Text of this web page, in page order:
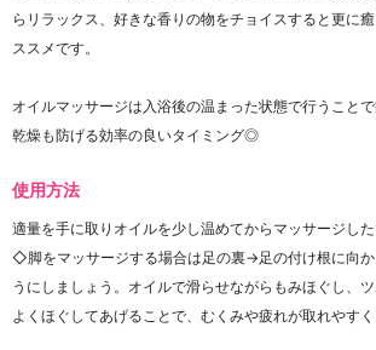
らリラックス、好きな香りの物をチョイスすると更に
ススメです。
オイルマッサージは入浴後の温まった状態で行うことで
乾燥も防げる効率の良いタイミング◎
使用方法
適量を手に取りオイルを少し温めてからマッサージした
◇脚をマッサージする場合は足の裏→足の付け根に向か
うにしましょう。オイルで滑らせながらもみほぐし、
よくほぐしてあげることで、むくみや疲れが取れやすく